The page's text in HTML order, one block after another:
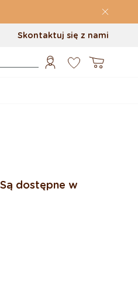
Skontaktuj się z nami
Koszyk
dostępne w